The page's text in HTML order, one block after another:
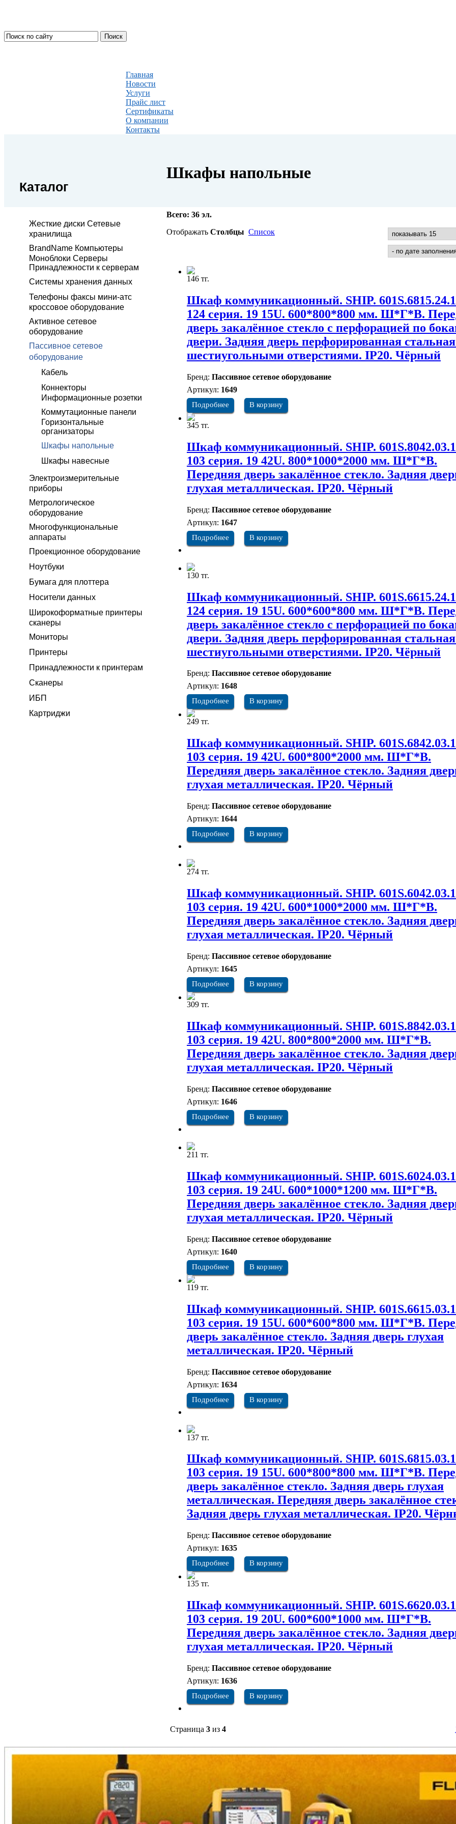
Главная
Новости
Услуги
Прайс лист
Сертификаты
О компании
Контакты
Каталог
Жесткие диски Сетевые
хранилища
BrandName Компьютеры
Моноблоки Серверы
Принадлежности к серверам
Системы хранения данных
Телефоны факсы мини-атс
кроссовое оборудование
Активное сетевое
оборудование
Пассивное сетевое
оборудование
Кабель
Коннекторы
Информационные розетки
Коммутационные панели
Горизонтальные
организаторы
Шкафы напольные
Шкафы навесные
Электроизмерительные
приборы
Метрологическое
оборудование
Многофункциональные
аппараты
Проекционное оборудование
Ноутбуки
Бумага для плоттера
Носители данных
Широкоформатные принтеры
сканеры
Мониторы
Принтеры
Принадлежности к принтерам
Сканеры
ИБП
Картриджи
Шкафы напольные
Всего: 36 эл.
Отображать Столбцы Список
146 тг.
Шкаф коммуникационный. SHIP.
124 серия. 19 15U. 600*800*800 мм. Ш*Г*В.
дверь закалённое стекло с перфорацией по
двери. Задняя дверь перфорированная
шестиугольными отверстиями. IP20. Чёрный
Бренд: Пассивное сетевое оборудование
Артикул: 1649
Подробнее В корзину
345 тг.
Шкаф коммуникационный. SHIP.
103 серия. 19 42U. 800*1000*2000 мм. Ш*Г*В.
Передняя дверь закалённое стекло. Задняя
глухая металлическая. IP20. Чёрный
Бренд: Пассивное сетевое оборудование
Артикул: 1647
Подробнее В корзину
130 тг.
Шкаф коммуникационный. SHIP.
124 серия. 19 15U. 600*600*800 мм. Ш*Г*В.
дверь закалённое стекло с перфорацией по
двери. Задняя дверь перфорированная
шестиугольными отверстиями. IP20. Чёрный
Бренд: Пассивное сетевое оборудование
Артикул: 1648
Подробнее В корзину
249 тг.
Шкаф коммуникационный. SHIP.
103 серия. 19 42U. 600*800*2000 мм. Ш*Г*В.
Передняя дверь закалённое стекло. Задняя
глухая металлическая. IP20. Чёрный
Бренд: Пассивное сетевое оборудование
Артикул: 1644
Подробнее В корзину
274 тг.
Шкаф коммуникационный. SHIP.
103 серия. 19 42U. 600*1000*2000 мм. Ш*Г*В.
Передняя дверь закалённое стекло. Задняя
глухая металлическая. IP20. Чёрный
Бренд: Пассивное сетевое оборудование
Артикул: 1645
Подробнее В корзину
309 тг.
Шкаф коммуникационный. SHIP.
103 серия. 19 42U. 800*800*2000 мм. Ш*Г*В.
Передняя дверь закалённое стекло. Задняя
глухая металлическая. IP20. Чёрный
Бренд: Пассивное сетевое оборудование
Артикул: 1646
Подробнее В корзину
211 тг.
Шкаф коммуникационный. SHIP.
103 серия. 19 24U. 600*1000*1200 мм. Ш*Г*В.
Передняя дверь закалённое стекло. Задняя
глухая металлическая. IP20. Чёрный
Бренд: Пассивное сетевое оборудование
Артикул: 1640
Подробнее В корзину
119 тг.
Шкаф коммуникационный. SHIP.
103 серия. 19 15U. 600*600*800 мм. Ш*Г*В.
дверь закалённое стекло. Задняя дверь глухая
металлическая. IP20. Чёрный
Бренд: Пассивное сетевое оборудование
Артикул: 1634
Подробнее В корзину
137 тг.
Шкаф коммуникационный. SHIP.
103 серия. 19 15U. 600*800*800 мм. Ш*Г*В.
дверь закалённое стекло. Задняя дверь глухая
металлическая. Передняя дверь закалённое
Задняя дверь глухая металлическая. IP20.
Бренд: Пассивное сетевое оборудование
Артикул: 1635
Подробнее В корзину
135 тг.
Шкаф коммуникационный. SHIP.
103 серия. 19 20U. 600*600*1000 мм. Ш*Г*В.
Передняя дверь закалённое стекло. Задняя
глухая металлическая. IP20. Чёрный
Бренд: Пассивное сетевое оборудование
Артикул: 1636
Подробнее В корзину
Страница 3 из 4